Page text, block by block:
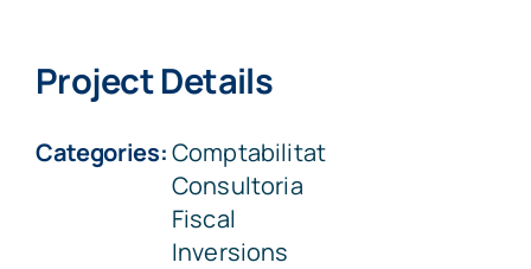
Project Details
Categories:Comptabilitat
Consultoria
Fiscal
Inversions